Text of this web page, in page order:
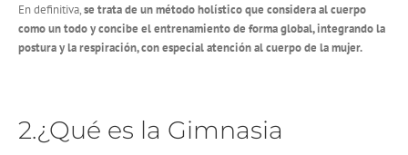
En definitiva,se trata de un método holístico que considera al cuerpo
como un todo y concibe el entrenamiento de forma global, integrando la
postura y la respiración, con especial atención al cuerpo de la mujer.
2.¿Qué es la Gimnasia